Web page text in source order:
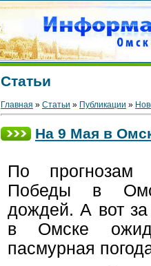
Статьи
Главная » Статьи » Публикации »
На 9 Мая в
По прогнозам
Победы в
дождей. А вот
в Омске
пасмурная